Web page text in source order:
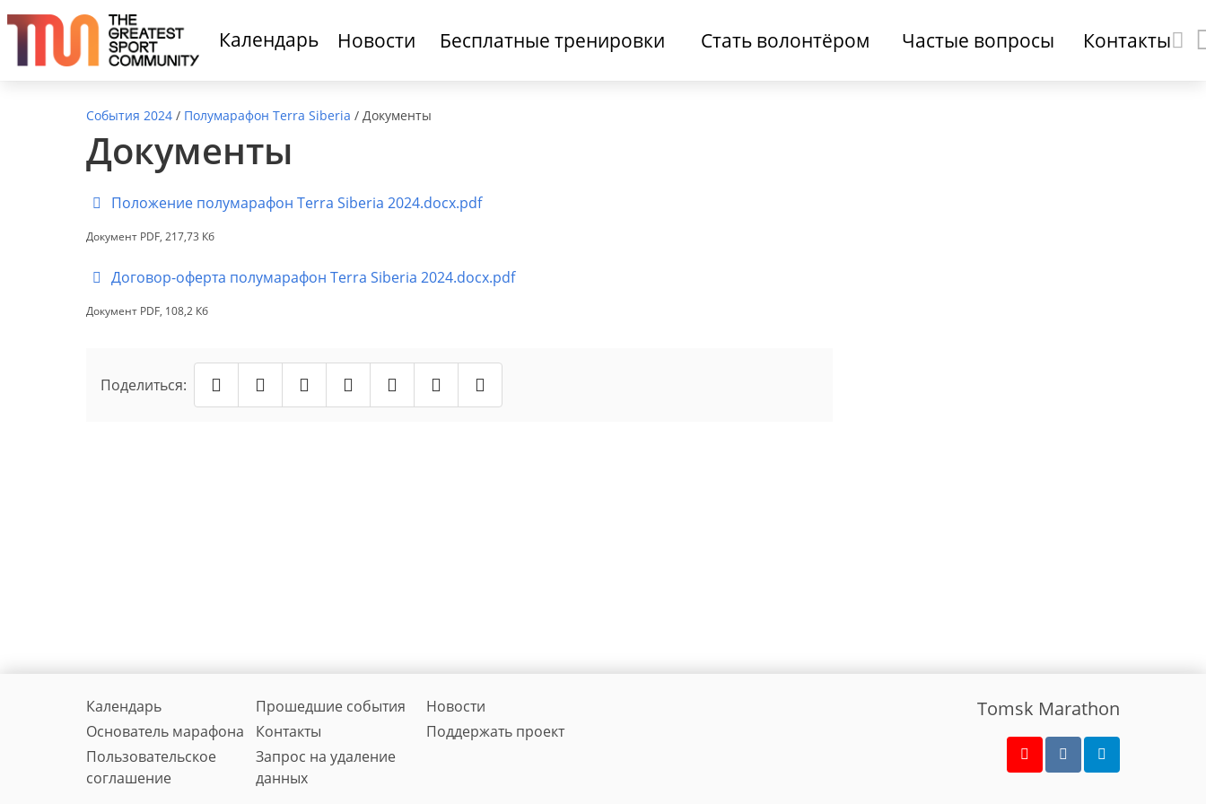
Календарь Новости Бесплатные тренировки Стать волонтёром Частые вопросы Контакты
События 2024 / Полумарафон Terra Siberia / Документы
Документы
Положение полумарафон Terra Siberia 2024.docx.pdf
Документ PDF, 217,73 Кб
Договор-оферта полумарафон Terra Siberia 2024.docx.pdf
Документ PDF, 108,2 Кб
Поделиться:
Календарь Прошедшие события
Новости
Основатель марафона
Контакты
Поддержать проект
Пользовательское
соглашение
Запрос на удаление
данных
Tomsk Marathon